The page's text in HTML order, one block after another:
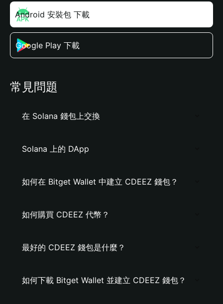
Android 安裝包 下載
Google Play 下載
常見問題
在 Solana 錢包上交換
Solana 上的 DApp
如何在 Bitget Wallet 中建立 CDEEZ 錢包？
如何購買 CDEEZ 代幣？
最好的 CDEEZ 錢包是什麼？
如何下載 Bitget Wallet 並建立 CDEEZ 錢包？